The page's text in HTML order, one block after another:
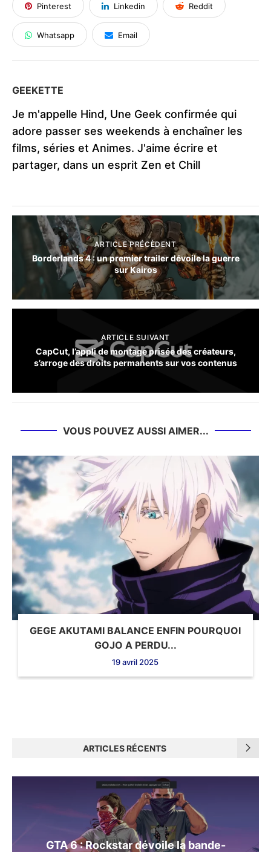
Pinterest Linkedin Reddit
Whatsapp Email
GEEKETTE
Je m'appelle Hind, Une Geek confirmée qui
adore passer ses weekends à enchaîner les
films, séries et Animes. J'aime écrire et
partager, dans un esprit Zen et Chill
ARTICLE PRÉCÈDENT
Borderlands 4 : un premier trailer dévoile la guerre
sur Kairos
ARTICLE SUIVANT
CapCut, l’appli de montage prisée des créateurs,
s’arroge des droits permanents sur vos contenus
VOUS POUVEZ AUSSI AIMER...
GEGE AKUTAMI BALANCE ENFIN POURQUOI
GOJO A PERDU...
19 avril 2025
ARTICLES RÉCENTS
GTA 6 : Rockstar dévoile la bande-